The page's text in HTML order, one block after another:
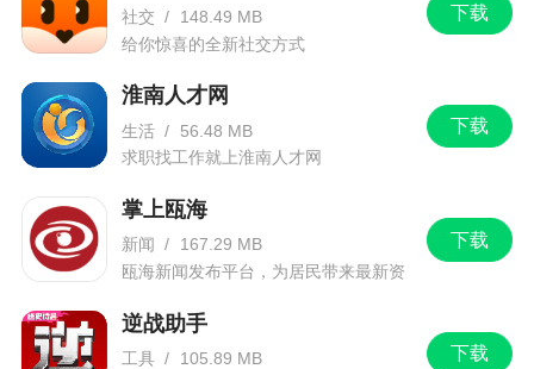
Dutti 应用程序的任何问题
下载
社交 /
148.49 MB
给你惊喜的全新社交方式
下载
淮南人才网
生活 /
56.48 MB
求职找工作就上淮南人才网
下载
掌上瓯海
新闻 /
167.29 MB
瓯海新闻发布平台，为居民带来最新资
下载
逆战助手
工具 /
105.89 MB